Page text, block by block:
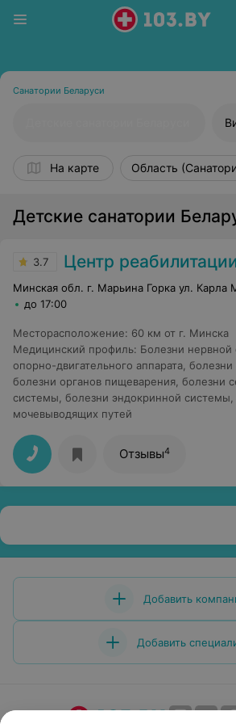
Санатории Беларуси
На карте Область
Детские санатории
3.7 Центр реабилитации
до 17:00
Месторасположение: 60 км от г. Минска
Медицинский профиль: Болезни
опорно-двигательного аппарата, болезни
болезни органов пищеварения, болезни
системы, болезни эндокринной системы,
мочевыводящих путей
Отзывы4
Добавить
Добавить